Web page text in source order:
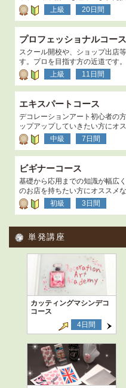
上級
20日間
プロフェッショナルコース
スクール開校や、ショップ出店
す。プロを目指す方の近道です。
上級
11日間
エキスパートコース
デコレーションアート初心者の
ップアップしていきたい方にオ
中級
7日間
ビギナーコース
基礎から応用までの知識が幅広
のお店を持ちたい方にオススメな
初級
3日間
単発講座
カッティングマシンデコ
コース
4日間